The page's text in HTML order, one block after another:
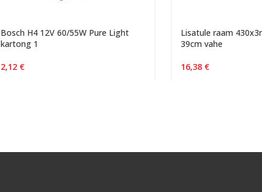
Bosch H4 12V 60/55W Pure Light
kartong 1
2,12 €
Lisatule raam
39cm vahe
16,38 €